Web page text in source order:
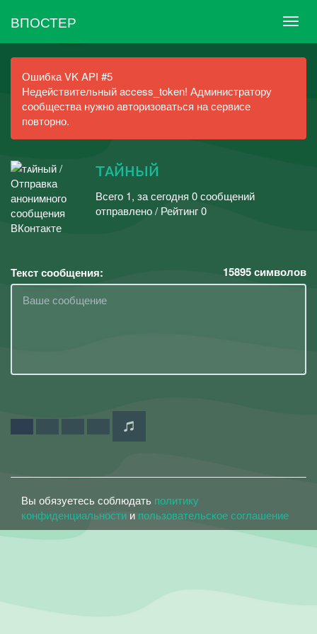
ВПОСТЕР
Ошибка VK API #5
Недействительный access_token! Администратору
сообщества нужно авторизоваться на сервисе
повторно.
тᴀйный
Всего 1, за сегодня 0 сообщений
отправлено / Рейтинг 0
Текст сообщения: 15895символов
Вы обязуетесь соблюдать политику
конфиденциальности и пользовательское соглашение